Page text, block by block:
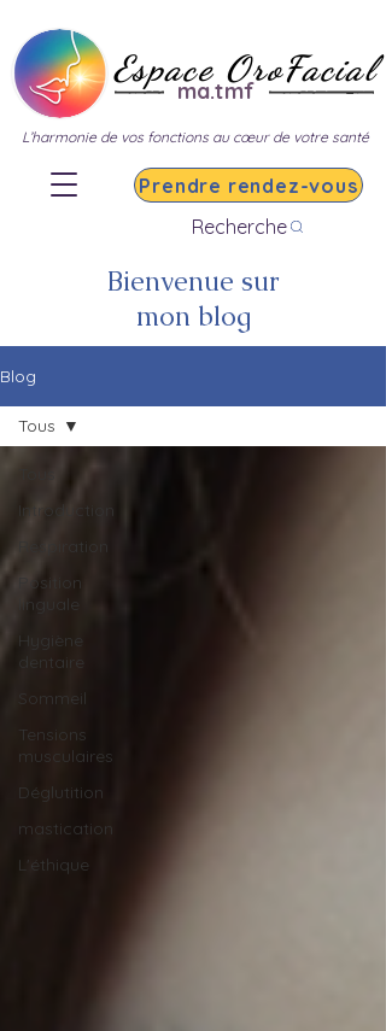
Recherche
Prendre rendez-vous
ma.tmf
Espace OroFacial
L’harmonie de vos fonctions au cœur de votre santé
Bienvenue sur
mon blog
Blog
Introduction
Respiration
Position
linguale
Hygiène
dentaire
Sommeil
Tensions
musculaires
Déglutition
mastication
L'éthique
Tous